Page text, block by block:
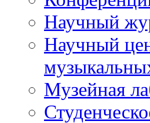
Научный
Научный
Музейная